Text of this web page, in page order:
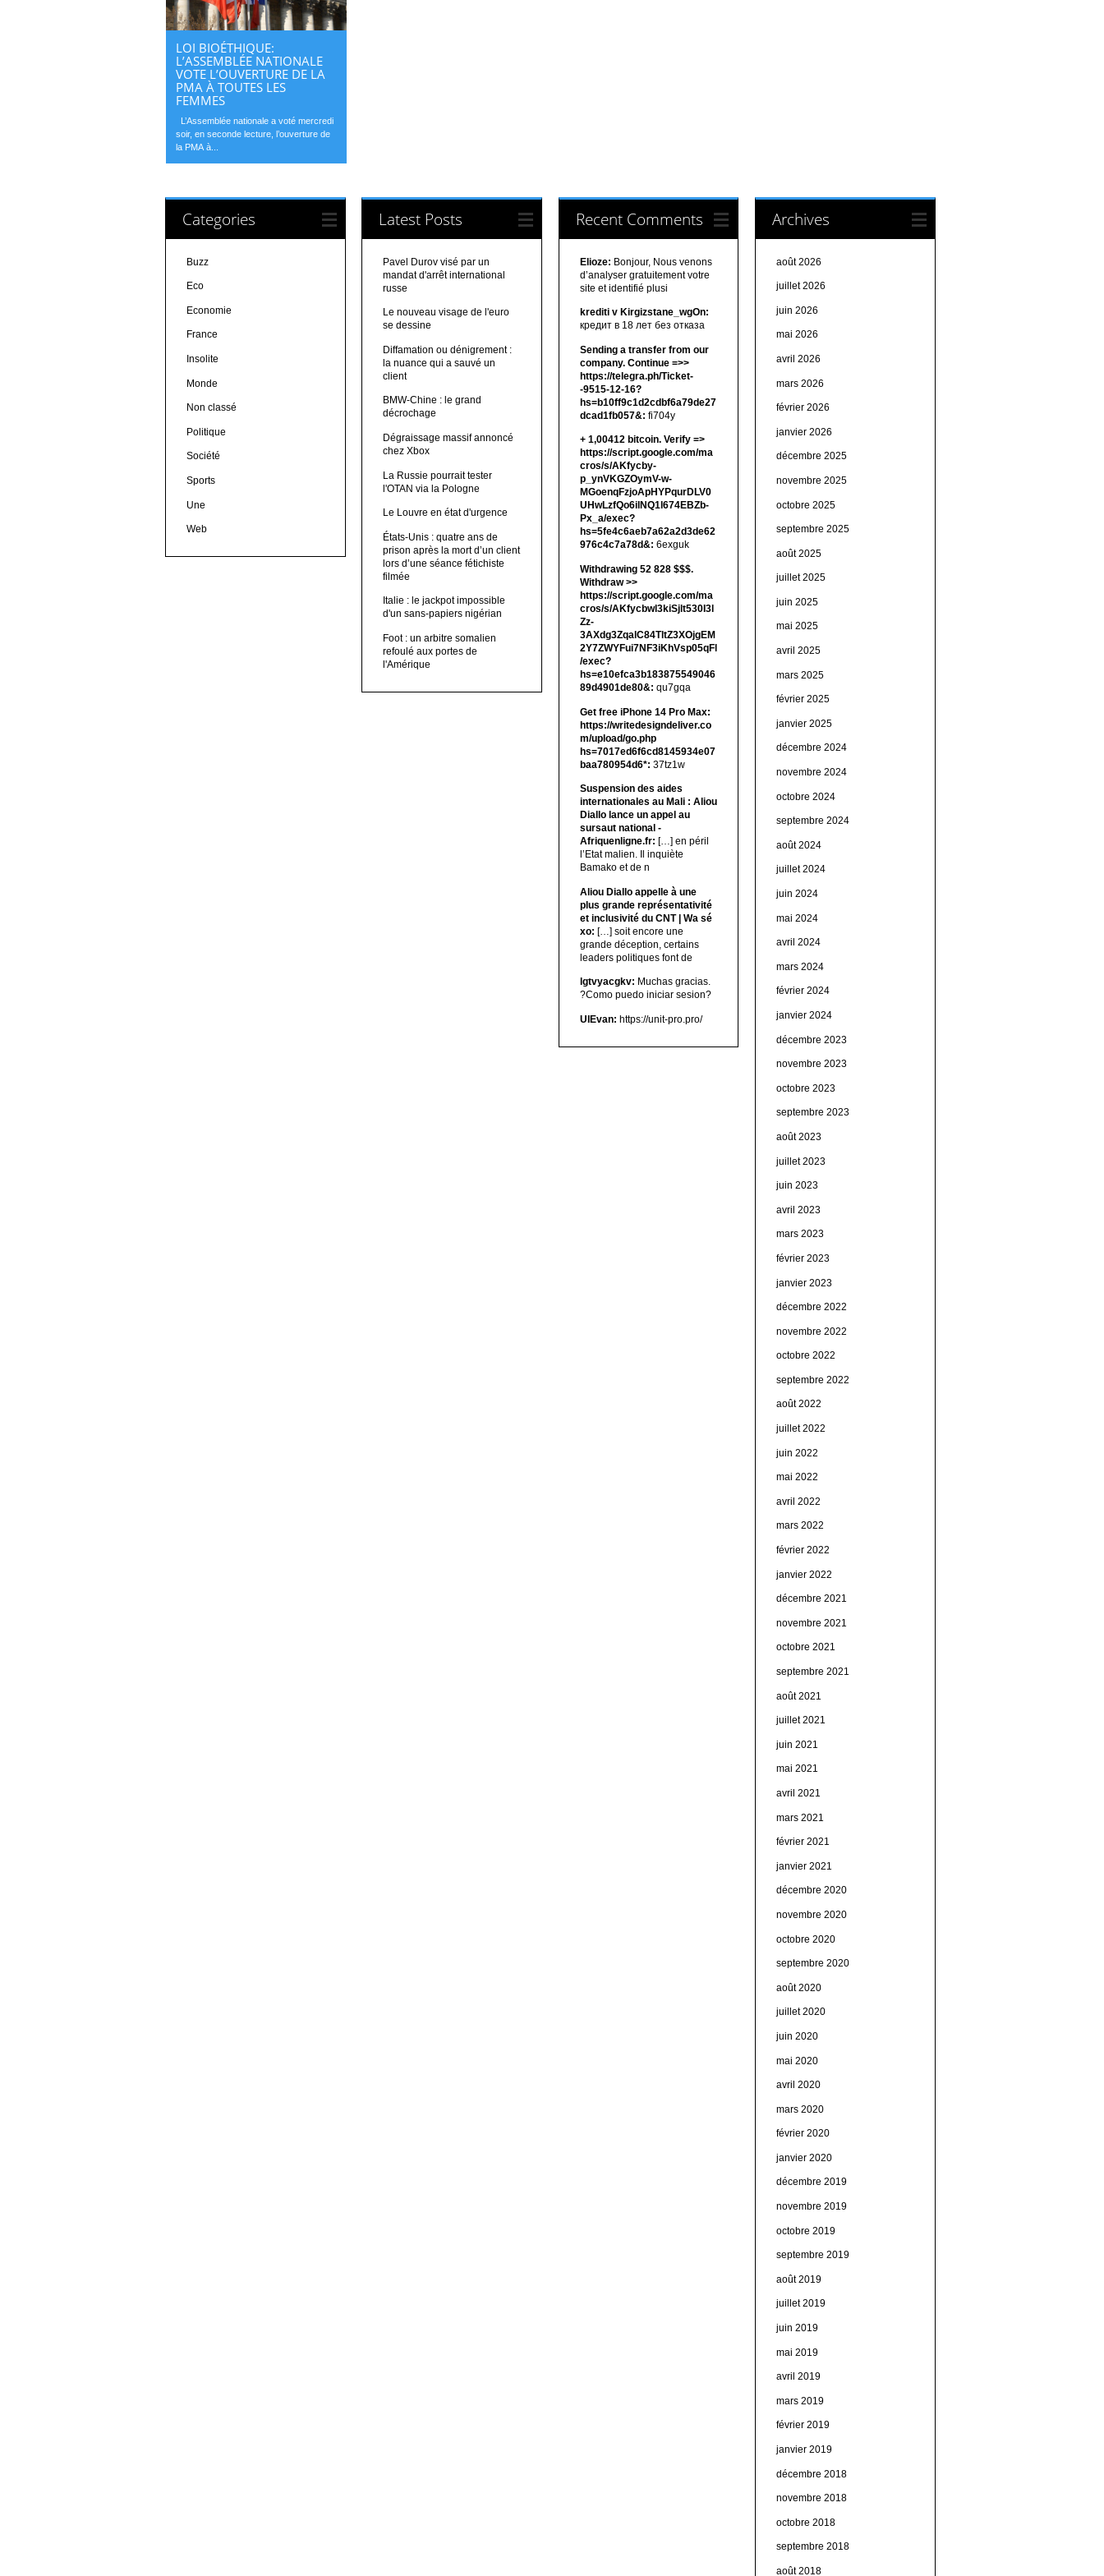
LOI BIOÉTHIQUE:
L’ASSEMBLÉE NATIONALE
VOTE L’OUVERTURE DE LA
PMA À TOUTES LES
FEMMES
L’Assemblée nationale a voté mercredi
soir, en seconde lecture, l’ouverture de
la PMA à...
Categories
Buzz
Eco
Economie
France
Insolite
Monde
Non classé
Politique
Société
Sports
Une
Web
Latest Posts
Pavel Durov visé par un
mandat d'arrêt international
russe
Le nouveau visage de l'euro
se dessine
Diffamation ou dénigrement :
la nuance qui a sauvé un
client
BMW-Chine : le grand
décrochage
Dégraissage massif annoncé
chez Xbox
La Russie pourrait tester
l'OTAN via la Pologne
Le Louvre en état d'urgence
États-Unis : quatre ans de
prison après la mort d’un client
lors d’une séance fétichiste
filmée
Italie : le jackpot impossible
d'un sans-papiers nigérian
Foot : un arbitre somalien
refoulé aux portes de
l'Amérique
Recent Comments
Elioze: Bonjour, Nous venons
d’analyser gratuitement votre
site et identifié plusi
krediti v Kirgizstane_wgOn:
кредит в 18 лет без отказа
Sending a transfer from our
company. Continue =>>
https://telegra.ph/Ticket-
-9515-12-16?
hs=b10ff9c1d2cdbf6a79de27
dcad1fb057&: fi704y
+ 1,00412 bitсоin. Verify =>
https://script.google.com/ma
cros/s/AKfycby-
p_ynVKGZOymV-w-
MGoenqFzjoApHYPqurDLV0
UHwLzfQo6ilNQ1l674EBZb-
Px_a/exec?
hs=5fe4c6aeb7a62a2d3de62
976c4c7a78d&: 6exguk
Withdrawing 52 828 $$$.
Withdrаw >>
https://script.google.com/ma
cros/s/AKfycbwl3kiSjlt530I3l
Zz-
3AXdg3ZqalC84TltZ3XOjgEM
2Y7ZWYFui7NF3iKhVsp05qFl
/exec?
hs=e10efca3b183875549046
89d4901de80&: qu7gqa
Get free iPhone 14 Pro Max:
https://writedesigndeliver.co
m/upload/go.php
hs=7017ed6f6cd8145934e07
baa780954d6*: 37tz1w
Suspension des aides
internationales au Mali : Aliou
Diallo lance un appel au
sursaut national -
Afriquenligne.fr: […] en péril
l’Etat malien. Il inquiète
Bamako et de n
Aliou Diallo appelle à une
plus grande représentativité
et inclusivité du CNT | Wa sé
xo: […] soit encore une
grande déception, certains
leaders politiques font de
lgtvyacgkv: Muchas gracias.
?Como puedo iniciar sesion?
UIEvan: https://unit-pro.pro/
Archives
août 2026
juillet 2026
juin 2026
mai 2026
avril 2026
mars 2026
février 2026
janvier 2026
décembre 2025
novembre 2025
octobre 2025
septembre 2025
août 2025
juillet 2025
juin 2025
mai 2025
avril 2025
mars 2025
février 2025
janvier 2025
décembre 2024
novembre 2024
octobre 2024
septembre 2024
août 2024
juillet 2024
juin 2024
mai 2024
avril 2024
mars 2024
février 2024
janvier 2024
décembre 2023
novembre 2023
octobre 2023
septembre 2023
août 2023
juillet 2023
juin 2023
avril 2023
mars 2023
février 2023
janvier 2023
décembre 2022
novembre 2022
octobre 2022
septembre 2022
août 2022
juillet 2022
juin 2022
mai 2022
avril 2022
mars 2022
février 2022
janvier 2022
décembre 2021
novembre 2021
octobre 2021
septembre 2021
août 2021
juillet 2021
juin 2021
mai 2021
avril 2021
mars 2021
février 2021
janvier 2021
décembre 2020
novembre 2020
octobre 2020
septembre 2020
août 2020
juillet 2020
juin 2020
mai 2020
avril 2020
mars 2020
février 2020
janvier 2020
décembre 2019
novembre 2019
octobre 2019
septembre 2019
août 2019
juillet 2019
juin 2019
mai 2019
avril 2019
mars 2019
février 2019
janvier 2019
décembre 2018
novembre 2018
octobre 2018
septembre 2018
août 2018